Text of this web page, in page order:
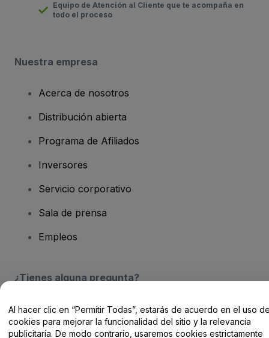
Equipo de Atención al Cliente que te acompaña en
todo el proceso
Nuestra empresa
Acerca de nosotros
Distribución abierta
Programa de Afiliados
Inversores
Servicio corporativo
Sala de prensa
Empleos
¿Tienes alguna pregunta?
Centro de Ayuda / Contacto
Al hacer clic en “Permitir Todas”, estarás de acuerdo en el uso
cookies para mejorar la funcionalidad del sitio y la relevancia
publicitaria. De modo contrario, usaremos cookies estrictamente